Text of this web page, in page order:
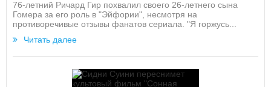
76-летний Ричард Гир похвалил своего 26-летнего сына
Гомера за его роль в "Эйфории", несмотря на
противоречивые отзывы фанатов сериала. "Я горжусь...
Читать далее